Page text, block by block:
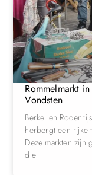
Rommelmarkt
Vondsten
Berkel en
herbergt een rijke
Deze markten zijn
die